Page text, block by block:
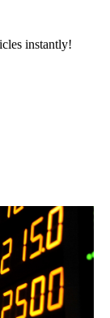
instantly!